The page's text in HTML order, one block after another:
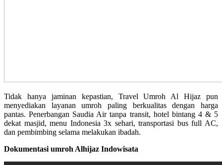
Tidak hanya jaminan kepastian, Travel Umroh Al Hijaz pun
menyediakan layanan umroh paling berkualitas dengan harga
pantas. Penerbangan Saudia Air tanpa transit, hotel bintang 4 & 5
dekat masjid, menu Indonesia 3x sehari, transportasi bus full AC,
dan pembimbing selama melakukan ibadah.
Dokumentasi umroh Alhijaz Indowisata